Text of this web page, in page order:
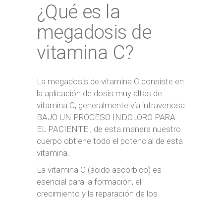
¿Qué es la
megadosis de
vitamina C?
La megadosis de vitamina C consiste en
la aplicación de dosis muy altas de
vitamina C, generalmente vía intravenosa
BAJO UN PROCESO INDOLORO PARA
EL PACIENTE , de esta manera nuestro
cuerpo obtiene todo el potencial de esta
vitamina.
La vitamina C (ácido ascórbico) es
esencial para la formación, el
crecimiento y la reparación de los